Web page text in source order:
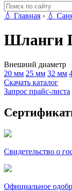
💧 Главная › 💧
Шланги
Внешний диаметр
20 мм 25 мм 32 мм
Скачать каталог
Запрос прайс-листа
Свидетельство о
Официальное